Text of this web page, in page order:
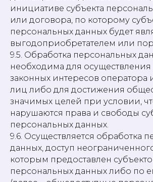
инициативе субъекта
или договора, по которому
персональных данных будет
выгодоприобретателем или
9.5. Обработка персональных
необходима для осуществления
законных интересов оператора
лиц либо для достижения
значимых целей при условии,
нарушаются права и свободы
персональных данных.
9.6. Осуществляется обработка
данных, доступ
которым предоставлен
персональных данных либо по